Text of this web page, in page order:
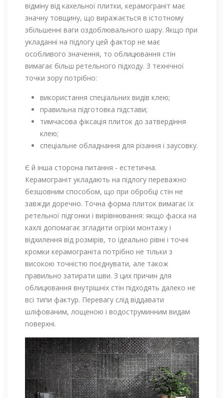
відміну від кахельної плитки, керамограніт має
значну товщину, що виражається в істотному
збільшенні ваги оздоблювального шару. Якщо при
укладанні на підлогу цей фактор не має
особливого значення, то облицювання стін
вимагає більш ретельного підходу. З технічної
точки зору потрібно:
використання спеціальних видів клею;
правильна підготовка підстави;
тимчасова фіксація плиток до затвердіння
клею;
спеціальне обладнання для різання і заусовку.
Є й інша сторона питання - естетична.
Керамограніт укладають на підлогу переважно
безшовним способом, що при обробці стін не
завжди доречно. Точна форма плиток вимагає їх
ретельної підгонки і вирівнювання: якщо фаска на
кахлі допомагає згладити огріхи монтажу і
відхилення від розмірів, то ідеально рівні і точні
кромки керамограніта потрібно не тільки з
високою точністю поєднувати, але також
правильно затирати шви. З цих причин для
облицювання внутрішніх стін підходять далеко не
всі типи фактур. Перевагу слід віддавати
шліфованим, лощеною і водоструминним видам
поверхні.